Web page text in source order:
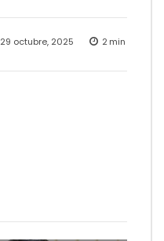
29 octubre, 2025 2 min